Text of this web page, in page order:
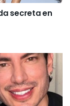
secreta en